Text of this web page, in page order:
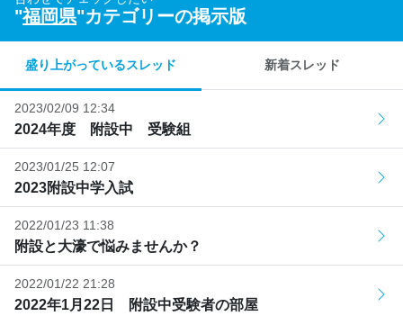
"福岡県"カテゴリーの掲示版
盛り上がっているスレッド 新着スレッド
2023/02/09 12:34
2024年度 附設中 受験組
2023/01/25 12:07
2023附設中学入試
2022/01/23 11:38
附設と大濠で悩みませんか？
2022/01/22 21:28
2022年1月22日 附設中受験者の部屋